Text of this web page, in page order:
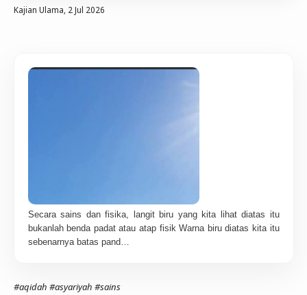
Kajian Ulama, 2 Jul 2026
Secara sains dan fisika, langit biru yang kita lihat diatas itu
bukanlah benda padat atau atap fisik Warna biru diatas kita itu
sebenarnya batas pand…
#aqidah #asyariyah #sains